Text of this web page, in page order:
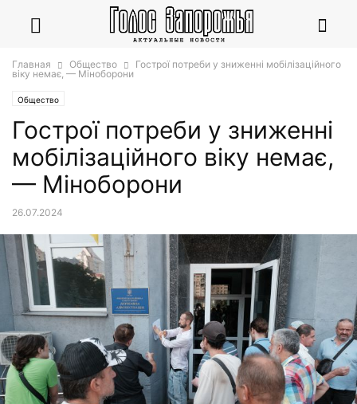
Главная Общество
Гострої потреби у зниженні мобілізаційного
віку немає, — Міноборони
Общество
Гострої потреби у зниженні
мобілізаційного віку немає,
— Міноборони
26.07.2024